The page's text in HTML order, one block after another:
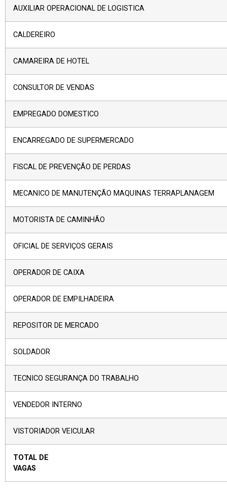
AUXILIAR OPERACIONAL DE LOGISTICA
CALDEREIRO
CAMAREIRA DE HOTEL
CONSULTOR DE VENDAS
EMPREGADO DOMESTICO
ENCARREGADO DE SUPERMERCADO
FISCAL DE PREVENÇÃO DE PERDAS
MECANICO DE MANUTENÇÃO MAQUINAS TERRAPLANAGEM
MOTORISTA DE CAMINHÃO
OFICIAL DE SERVIÇOS GERAIS
OPERADOR DE CAIXA
OPERADOR DE EMPILHADEIRA
REPOSITOR DE MERCADO
SOLDADOR
TECNICO SEGURANÇA DO TRABALHO
VENDEDOR INTERNO
VISTORIADOR VEICULAR
TOTAL DE